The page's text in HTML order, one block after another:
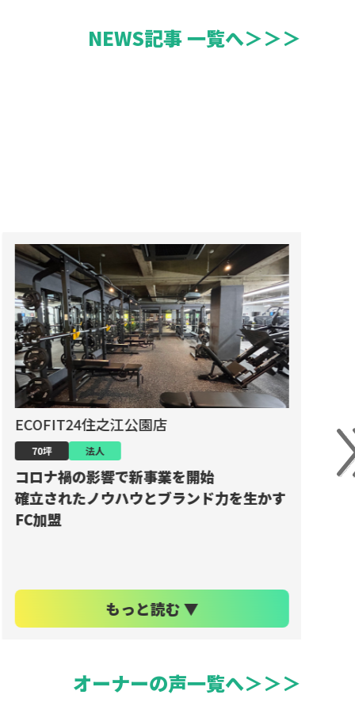
NEWS記事 一覧へ＞＞＞
ECOFIT24 岐阜宇佐南店
60坪 法人
セミパーソナルジムから転換、
1年で会員数は500人を突破
もっと読む ▼
オーナーの声一覧へ＞＞＞